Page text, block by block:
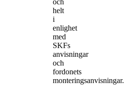
helt
i
enlighet
med
SKFs
anvisningar
och
fordonets
monteringsanvisningar.